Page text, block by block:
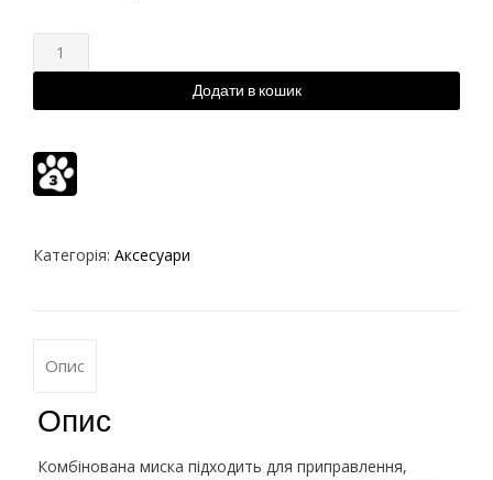
Додати в кошик
Категорія: Аксесуари
Опис
Опис
Комбінована миска підходить для приправлення,